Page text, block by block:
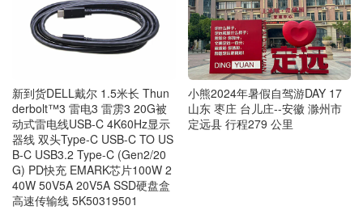
新到货DELL戴尔 1.5米长 Thun
derbolt™3 雷电3 雷雳3 20G被
动式雷电线USB-C 4K60Hz显示
器线 双头Type-C USB-C TO US
B-C USB3.2 Type-C (Gen2/20
G) PD快充 EMARK芯片100W 2
40W 50V5A 20V5A SSD硬盘盒
高速传输线 5K50319501
小熊2024年暑假自驾游DAY 17
山东 枣庄 台儿庄--安徽 滁州市
定远县 行程279 公里